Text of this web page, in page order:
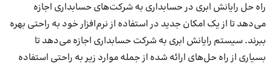
راه حل رایانش ابری در حسابداری به شرکت‌های حسابداری اجازه
می‌دهد تا از یک امکان جدید در استفاده از نرم‌افزار خود به راحتی بهره
ببرند. سیستم رایانش ابری به شرکت حسابداری اجازه می‌دهد تا
بسیاری از راه حل‌های ارائه شده از جمله موارد زیر به راحتی استفاده